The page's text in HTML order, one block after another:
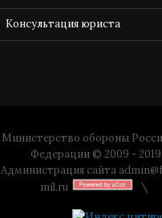
Консультация юриста
Министерство обороны
Федерации © 2009 - 2019.
Администрация сайта
mil.ru